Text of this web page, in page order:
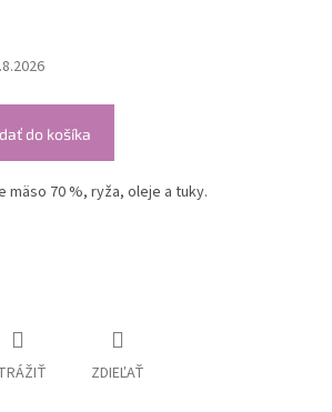
do košíka
mäso 70 %, ryža, oleje a tuky.
ZDIEĽAŤ